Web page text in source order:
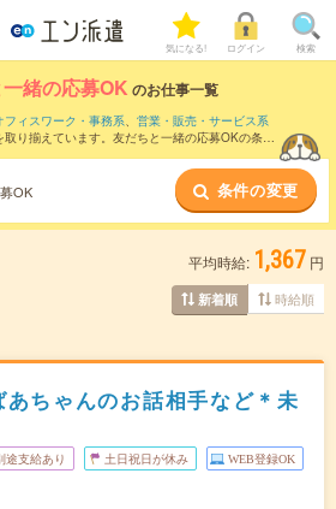
気になる! ログイン 検索
緒の応募OK のお仕事一覧
フィスワーク・事務系、 営業・販売・サービス系
取り揃えています。友だちと一緒の応募OKの条件
OK 条件の変更
平均時給: 1,367 円
新着順 時給順
ちゃんのお話相手など＊未
途支給あり 土日祝日が休み WEB登録OK